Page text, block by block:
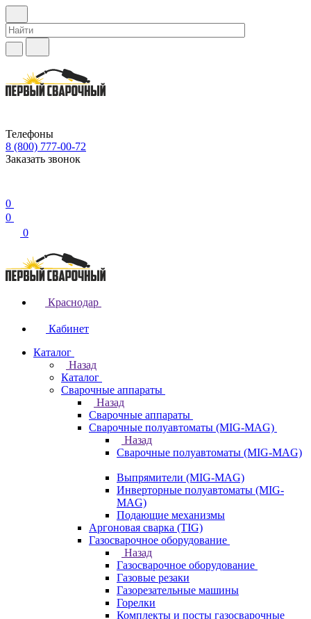
Телефоны
8 (800) 777-00-72
Заказать звонок
0
0
0
Краснодар
Кабинет
Каталог
Назад
Каталог
Сварочные аппараты
Назад
Сварочные аппараты
Сварочные полуавтоматы (MIG-MAG)
Назад
Сварочные полуавтоматы (MIG-MAG)
Выпрямители (MIG-MAG)
Инверторные полуавтоматы (MIG-
MAG)
Подающие механизмы
Аргоновая сварка (TIG)
Газосварочное оборудование
Назад
Газосварочное оборудование
Газовые резаки
Газорезательные машины
Горелки
Комплекты и посты газосварочные